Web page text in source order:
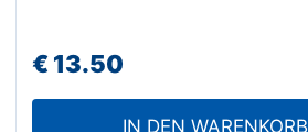
€13.50
IN DEN WARENKORB